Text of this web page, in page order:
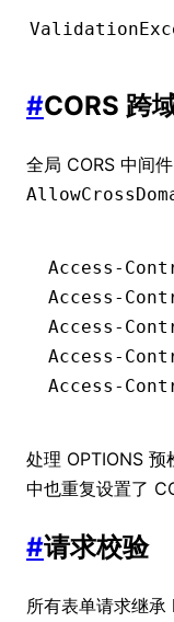
#CORS 跨
全局 CORS 中间件
Access -
Access -
Access -
Access -
Access -
处理 OPTIONS
中也重复设置了
#请求校验
所有表单请求继承